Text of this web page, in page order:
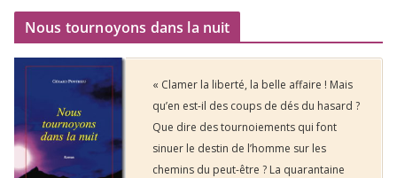
Nous tournoyons dans la nuit
« Clamer la liberté, la belle affaire ! Mais
qu’en est-il des coups de dés du hasard ?
Que dire des tournoiements qui font
sinuer le destin de l’homme sur les
chemins du peut-être ? La quarantaine